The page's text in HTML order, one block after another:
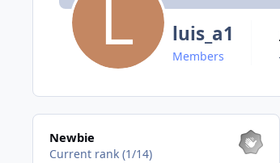
luis_a1
Members
View all
Newbie
Current rank (1/14)